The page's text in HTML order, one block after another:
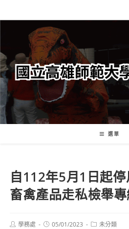
轉
要
內
容
選單
自112年5月1日起
畜禽產品走私檢舉
Post學務處
Post05/01/2023
Post未分類